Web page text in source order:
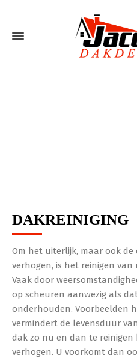
DAKREINIGING
Om het uiterlijk, maar ook
verhogen, is het reinigen
Vaak door
op scheuren aanwezig als
onderhouden. Voorbeelden
vermindert de levensduur
dak zo nu en dan te
verhogen. U voorkomt dan